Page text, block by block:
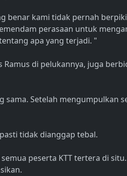
benar kami tidak pernah
perasaan untuk
apa yang terjadi. "
Ramus di pelukannya, juga
sama. Setelah mengumpulkan
tidak dianggap tebal.
peserta KTT tertera di